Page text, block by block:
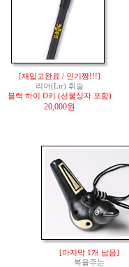
[재입고완료 / 인기짱!!!]
리어(Lir) 휘슬
블랙 하이 D키 (선물상자 포함)
20,000원
[마지막 1개 남음]
복을주는